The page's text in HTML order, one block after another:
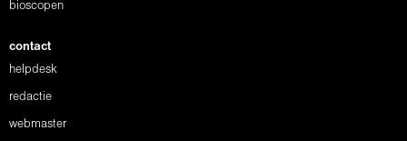
bioscopen
contact
helpdesk
redactie
webmaster